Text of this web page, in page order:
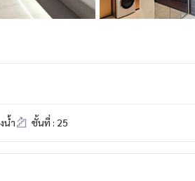
น้ำ ชั้นที่ : 25